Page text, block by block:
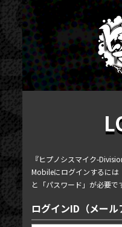
『ヒプノシスマイク-
Mobileにログインするには
と「パスワード」が必要で
ログインID（メール